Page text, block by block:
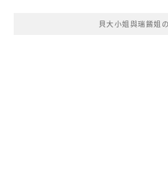
貝大小姐與瑞餚姐